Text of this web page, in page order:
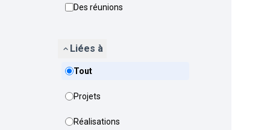
Des réunions
Liées à
Tout
Projets
Réalisations